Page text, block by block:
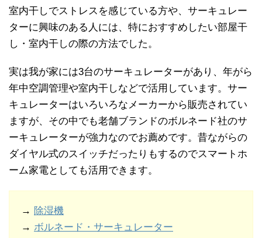
室内干しでストレスを感じている方や、サーキュレー
ターに興味のある人には、特におすすめしたい部屋干
し・室内干しの際の方法でした。
実は我が家には3台のサーキュレーターがあり、年がら
年中空調管理や室内干しなどで活用しています。サー
キュレーターはいろいろなメーカーから販売されてい
ますが、その中でも老舗ブランドのボルネード社のサ
ーキュレーターが強力なのでお薦めです。昔ながらの
ダイヤル式のスイッチだったりもするのでスマートホ
ーム家電としても活用できます。
→ 除湿機
→ ボルネード・サーキュレーター